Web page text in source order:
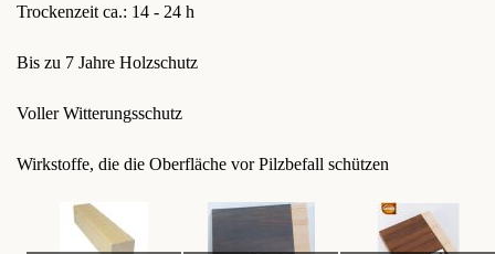
Trockenzeit ca.: 14 - 24 h
Bis zu 7 Jahre Holzschutz
Voller Witterungsschutz
Wirkstoffe, die die Oberfläche vor Pilzbefall schützen